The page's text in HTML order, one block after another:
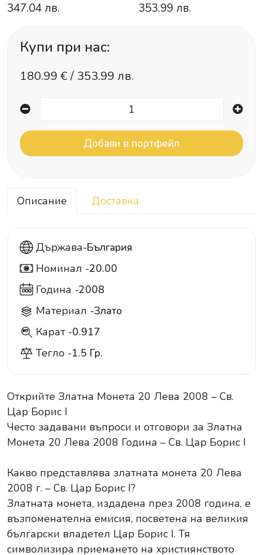
347.04 лв.
353.99 лв.
Купи при нас:
180.99 € / 353.99 лв.
Описание Доставка
Държава-България
20 Номинал -20.00
Година -2008
Материал -Злато
917 Карат -0.917
Тегло -1.5 Гр.
Открийте Златна Монета 20 Лева 2008 – Св.
Цар Борис I
Често задавани въпроси и отговори за Златна
Монета 20 Лева 2008 Година – Св. Цар Борис I
Какво представлява златната монета 20 Лева
2008 г. – Св. Цар Борис I?
Златната монета, издадена през 2008 година, е
възпоменателна емисия, посветена на великия
български владетел Цар Борис I. Тя
символизира приемането на християнството